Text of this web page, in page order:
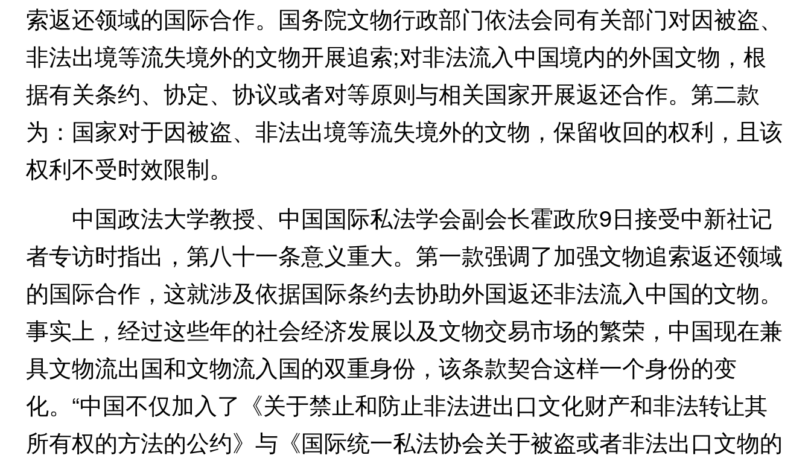
索返还领域的国际合作。国务院文物行政部门依法会同有关部门对因被盗、
非法出境等流失境外的文物开展追索;对非法流入中国境内的外国文物，根
据有关条约、协定、协议或者对等原则与相关国家开展返还合作。第二款
为：国家对于因被盗、非法出境等流失境外的文物，保留收回的权利，且该
权利不受时效限制。
中国政法大学教授、中国国际私法学会副会长霍政欣9日接受中新社记
者专访时指出，第八十一条意义重大。第一款强调了加强文物追索返还领域
的国际合作，这就涉及依据国际条约去协助外国返还非法流入中国的文物。
事实上，经过这些年的社会经济发展以及文物交易市场的繁荣，中国现在兼
具文物流出国和文物流入国的双重身份，该条款契合这样一个身份的变
化。“中国不仅加入了《关于禁止和防止非法进出口文化财产和非法转让其
所有权的方法的公约》与《国际统一私法协会关于被盗或者非法出口文物的